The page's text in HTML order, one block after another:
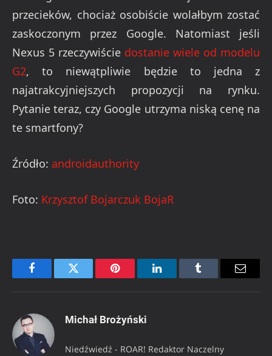
przecieków, chociaż osobiście wolałbym zostać
zaskoczonym przez Google. Natomiast jeśli
Nexus 5 rzeczywiście dostanie wiele od modelu
G2, to niewątpliwie będzie to jedna z
najatrakcyjniejszych propozycji na rynku.
Pytanie teraz, czy Google utrzyma niską cenę na
te smartfony?
Źródło: androidauthority
Foto: Krzysztof Bojarczuk BojaR
FacebookTwitter Pinterest LinkedInTumblr Email
Michał Brożyński
Niedźwiedź - ROAR! Redaktor Naczelny